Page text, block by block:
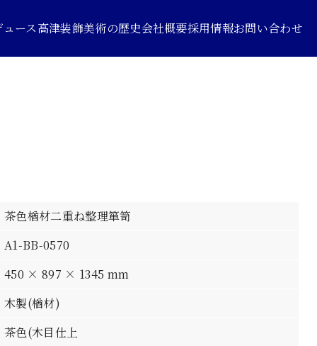
ース高津装飾美術の歴史会社概要採用情報お問い合わせ
茶色楢材二重ね整理箪笥
A1-BB-0570
450 × 897 × 1345 mm
木製(楢材)
茶色(木目仕上